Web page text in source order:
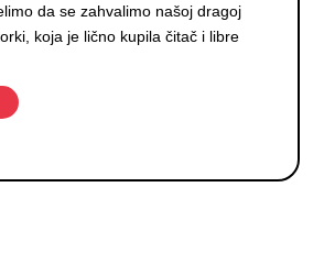
da se zahvalimo našoj dragoj
koja je lično kupila čitač i libre